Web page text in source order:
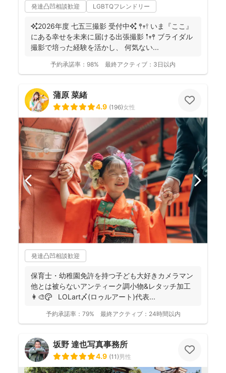
発達凸凹相談歓迎 LGBTQフレンドリー
✨2026年度 七五三撮影 受付中✨ 𖤣𖥧𖥣 いま『ここ』
にある幸せを未来に届ける出張撮影 𖡡𖥧𖤣 ブライダル
撮影で培った経験を活かし、 何気ない...
予約承諾率： 98% 最終アクティブ： 3日以内
蒲原 菜緒
4.9 (196)女性
発達凸凹相談歓迎
保育士・幼稚園免許を持つ子ども大好きカメラマン
他とは被らないアンティーク調小物&レタッチ加工
👩‍🎨🎨 LOLart〆(ロゥルアート)代表...
予約承諾率： 79% 最終アクティブ： 24時間以内
坂野 達也写真事務所
4.9 (11)男性